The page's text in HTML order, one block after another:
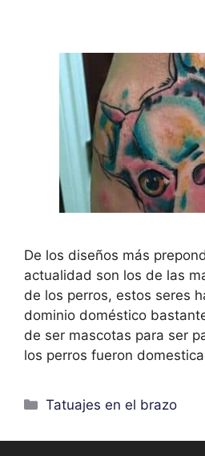
De los diseños más
actualidad son los de las
de los perros, estos seres
dominio doméstico
de ser mascotas para ser
los perros fueron
Categorías
Tatuajes en el brazo